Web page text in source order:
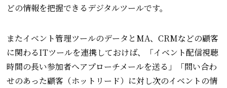
どの情報を把握できるデジタルツールです。
またイベント管理ツールのデータとMA、CRMなどの顧客
に関わるITツールを連携しておけば、「イベント配信視聴
時間の長い参加者へアプローチメールを送る」「問い合わ
せのあった顧客（ホットリード）に対し次のイベントの情